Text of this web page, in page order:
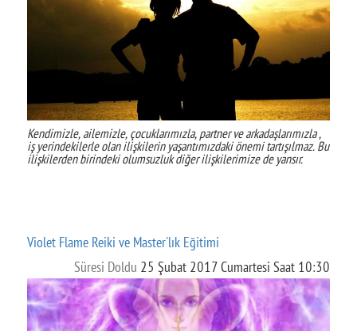
Kendimizle, ailemizle, çocuklarımızla, partner ve arkadaşlarımızla ,
iş yerindekilerle olan ilişkilerin yaşantımızdaki önemi tartışılmaz. Bu
ilişkilerden birindeki olumsuzluk diğer ilişkilerimize de yansır.
Violet Flame Reiki ve Master'lık Eğitimi
Süresi Doldu 25 Şubat 2017 Cumartesi Saat 10:30